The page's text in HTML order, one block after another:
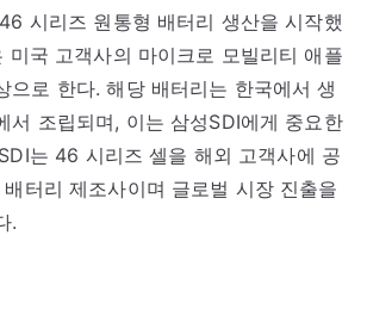
시리즈 원통형 배터리 생산을 시작했
미국 고객사의 마이크로 모빌리티 애플
으로 한다. 해당 배터리는 한국에서 생
서 조립되며, 이는 삼성SDI에게 중요한
는 46 시리즈 셀을 해외 고객사에 공
터리 제조사이며 글로벌 시장 진출을
.